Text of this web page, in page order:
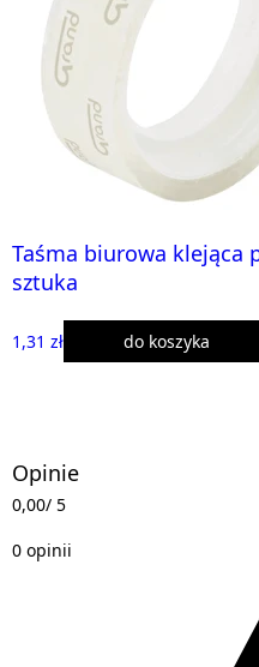
Taśma biurowa klejąca
sztuka
1,31 zł do koszyka
Opinie
0,00/ 5
0 opinii